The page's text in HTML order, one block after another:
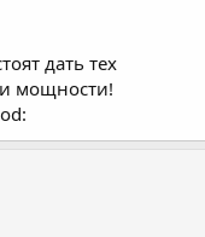
дать тех
мощности!